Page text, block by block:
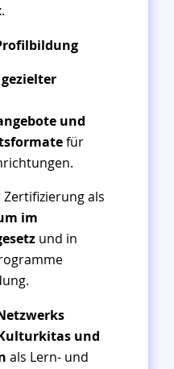
.
gezielter
und
für
als
im
und in
und
als Lern- und